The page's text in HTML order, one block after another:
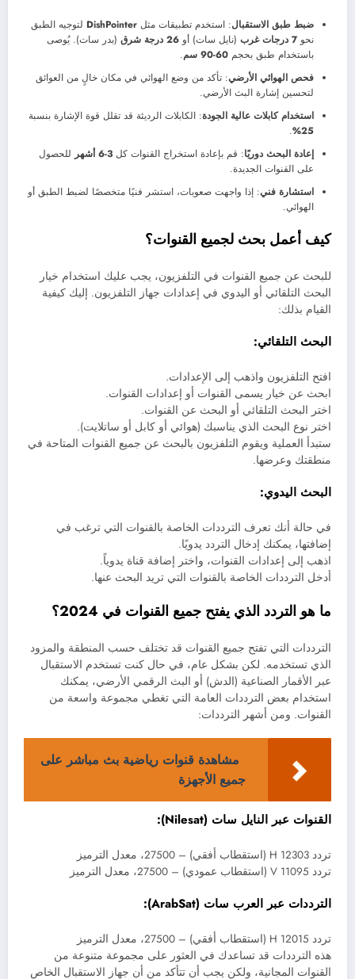
ضبط طبق الاستقبال: استخدم تطبيقات مثل DishPointer لتوجيه الطبق
نحو 7 درجات غرب (نايل سات) أو 26 درجة شرق
(بدر سات). يُوصى
باستخدام طبق بحجم 60-90 سم
.
فحص الهوائي الأرضي: تأكد من وضع الهوائي في مكان خالٍ من العوائق
لتحسين إشارة البث الأرضي.
استخدام كابلات عالية الجودة: الكابلات الرديئة قد تقلل قوة الإشارة بنسبة
25%
.
إعادة البحث دوريًا: قم بإعادة استخراج القنوات كل 3-6 أشهر
للحصول
على القنوات الجديدة.
استشارة فني: إذا واجهت صعوبات، استشر فنيًا متخصصًا لضبط الطبق أو
الهوائي.
كيف أعمل بحث لجميع القنوات؟
للبحث عن جميع القنوات في التلفزيون، يجب عليك استخدام خيار
البحث التلقائي أو اليدوي في إعدادات جهاز التلفزيون. إليك كيفية
القيام بذلك:
البحث التلقائي:
افتح التلفزيون واذهب إلى الإعدادات.
ابحث عن خيار يسمى القنوات أو إعدادات القنوات.
اختر البحث التلقائي أو البحث عن القنوات.
اختر نوع البحث الذي يناسبك (هوائي أو كابل أو ساتلايت).
ستبدأ العملية ويقوم التلفزيون بالبحث عن جميع القنوات المتاحة في
منطقتك وعرضها.
البحث اليدوي:
في حالة أنك تعرف الترددات الخاصة بالقنوات التي ترغب في
إضافتها، يمكنك إدخال التردد يدويًا.
اذهب إلى إعدادات القنوات، واختر إضافة قناة يدوياً.
أدخل الترددات الخاصة بالقنوات التي تريد البحث عنها.
ما هو التردد الذي يفتح جميع القنوات في 2024؟
الترددات التي تفتح جميع القنوات قد تختلف حسب المنطقة والمزود
الذي تستخدمه. لكن بشكل عام، في حال كنت تستخدم الاستقبال
عبر الأقمار الصناعية (الدش) أو البث الرقمي الأرضي، يمكنك
استخدام بعض الترددات العامة التي تغطي مجموعة واسعة من
القنوات. ومن أشهر الترددات:
مشاهدة قنوات رياضية بث مباشر على
جميع الأجهزة
القنوات عبر النايل سات (Nilesat):
تردد 12303 H (استقطاب أفقي) – 27500، معدل الترميز
تردد 11095 V (استقطاب عمودي) – 27500، معدل الترميز
الترددات عبر العرب سات (ArabSat):
تردد 12015 H (استقطاب أفقي) – 27500، معدل الترميز
هذه الترددات قد تساعدك في العثور على مجموعة متنوعة من
القنوات المجانية، ولكن يجب أن تتأكد من أن جهاز الاستقبال الخاص